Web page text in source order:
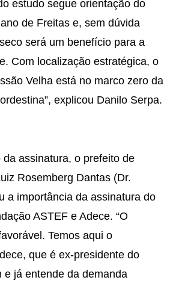
estudo segue orientação do
de Freitas e, sem dúvida
será um benefício para a
Com localização estratégica, o
Velha está no marco zero da
explicou Danilo Serpa.
da assinatura, o prefeito de
Rosemberg Dantas (Dr.
a importância da assinatura do
ASTEF e Adece. “O
Temos aqui o
que é ex-presidente do
e já entende da demanda